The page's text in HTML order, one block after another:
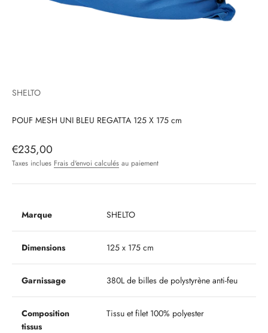
SHELTO
POUF MESH UNI BLEU REGATTA 125 X 175 cm
Prix de vente
€235,00
Taxes inclues Frais d'envoi calculés au paiement
Marque SHELTO
Dimensions 125 x 175 cm
Garnissage 380L de billes de polystyrène anti-feu
Composition
tissus
Tissu et filet 100% polyester